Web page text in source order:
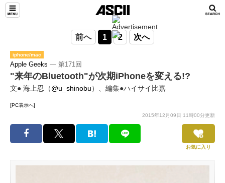
前へ 1 2 次へ
iphone/mac
Apple Geeks ― 第171回
"来年のBluetooth"が次期iPhoneを変える!?
文● 海上忍（@u_shinobu）、編集●ハイサイ比嘉
[PC表示へ]
2015年12月09日 11時00分更新
お気に入り